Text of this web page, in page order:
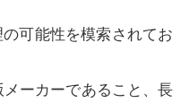
可能性を模索されてお
ーカーであること、長